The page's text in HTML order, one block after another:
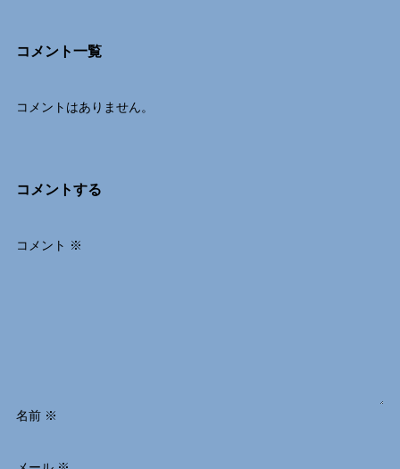
コメント一覧
コメントはありません。
コメントする
コメント ※
名前 ※